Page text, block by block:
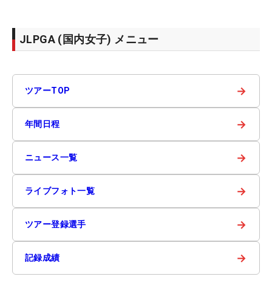
JLPGA (国内女子) メニュー
ツアーTOP →
年間日程 →
ニュース一覧 →
ライブフォト一覧 →
ツアー登録選手 →
記録成績 →